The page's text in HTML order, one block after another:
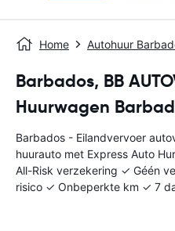
Home Autohuur
Barbados, BB
Huurwagen
Barbados - Eilandvervoer
huurauto met Express Auto
All-Risk verzekering ✓ Géén
risico ✓ Onbeperkte km ✓ 7